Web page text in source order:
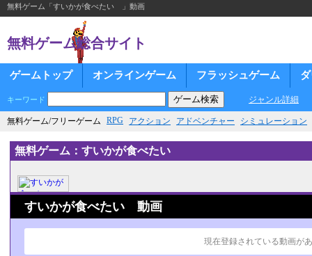
無料ゲーム「すいかが食べたい 」動画
無料ゲーム総合サイト
ゲームトップ オンラインゲーム フラッシュゲーム
キーワード ジャンル詳細
無料ゲーム/フリーゲーム RPG アクション アドベンチャー シミュレーション
無料ゲーム：すいかが食べたい
すいかが食べたい 動画
現在登録されている動画が